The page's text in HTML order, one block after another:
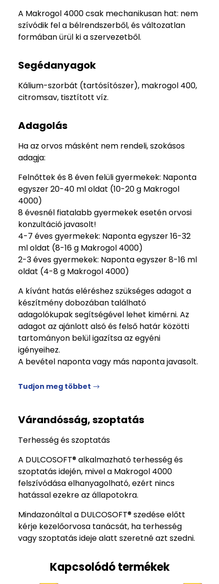
A Makrogol 4000 csak mechanikusan hat: nem
szívódik fel a bélrendszerből, és változatlan
formában ürül ki a szervezetből.
Segédanyagok
Kálium-szorbát (tartósítószer), makrogol 400,
citromsav, tisztított víz.
Adagolás
Ha az orvos másként nem rendeli, szokásos
adagja:
Felnőttek és 8 éven felüli gyermekek: Naponta
egyszer 20-40 ml oldat (10-20 g Makrogol
4000)
8 évesnél fiatalabb gyermekek esetén orvosi
konzultáció javasolt!
4-7 éves gyermekek: Naponta egyszer 16-32
ml oldat (8-16 g Makrogol 4000)
2-3 éves gyermekek: Naponta egyszer 8-16 ml
oldat (4-8 g Makrogol 4000)
A kívánt hatás eléréshez szükséges adagot a
készítmény dobozában található
adagolókupak segítségével lehet kimérni. Az
adagot az ajánlott alsó és felső határ közötti
tartományon belül igazítsa az egyéni
igényeihez.
A bevétel naponta vagy más naponta javasolt.
Tudjon meg többet
Várandósság, szoptatás
Terhesség és szoptatás
A DULCOSOFT® alkalmazható terhesség és
szoptatás idején, mivel a Makrogol 4000
felszívódása elhanyagolható, ezért nincs
hatással ezekre az állapotokra.
Mindazonáltal a DULCOSOFT® szedése előtt
kérje kezelőorvosa tanácsát, ha terhesség
vagy szoptatás ideje alatt szeretné azt szedni.
Kapcsolódó termékek